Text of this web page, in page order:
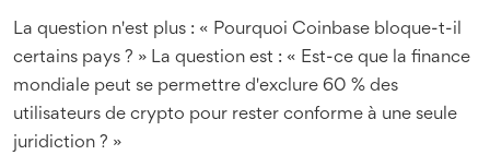
La question n'est plus : « Pourquoi Coinbase bloque-t-il
certains pays ? » La question est : « Est-ce que la finance
mondiale peut se permettre d'exclure 60 % des
utilisateurs de crypto pour rester conforme à une seule
juridiction ? »